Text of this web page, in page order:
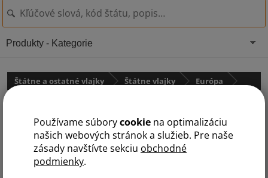
Používame súborycookie na optimalizáciu
našich webových stránok a služieb. Pre naše
zásady navštívte sekciu obchodné
podmienky.
Štátne a ostatné vlajky Štátne vlajky Európa
Produkty - Kategorie